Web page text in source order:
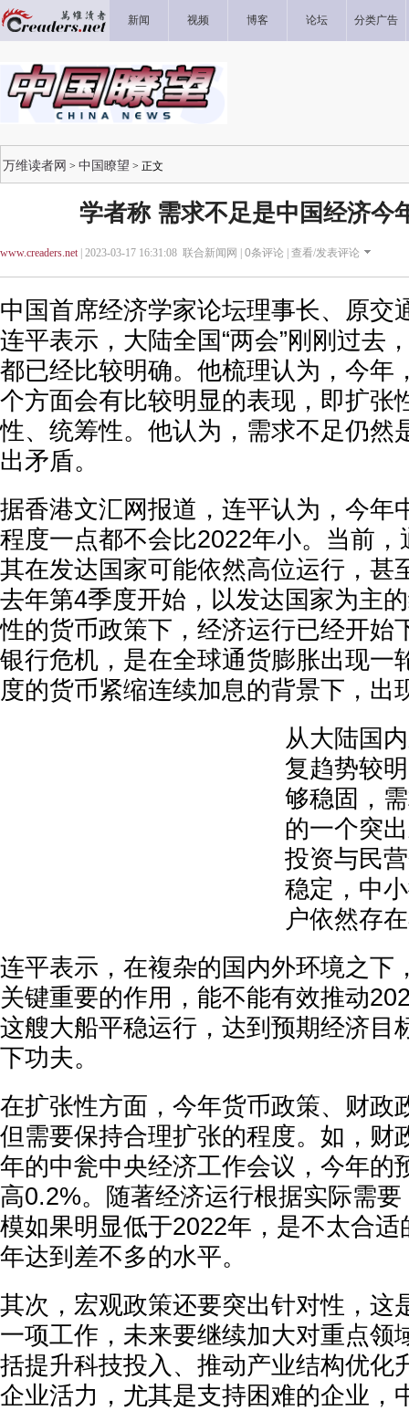
新闻 视频 博客 论坛 分类广告
万维读者网 > 中国瞭望 > 正文
学者称 需求不足是中国经济今
www.creaders.net| 2023-03-17 16:31:08 联合新闻网 | 0条评论 | 查看/发表评论
中国首席经济学家论坛理事长、原交
连平表示，大陆全国“两会”刚刚过去
都已经比较明确。他梳理认为，今年
个方面会有比较明显的表现，即扩张
性、统筹性。他认为，需求不足仍然
出矛盾。
据香港文汇网报道，连平认为，今年
程度一点都不会比2022年小。当前
其在发达国家可能依然高位运行，甚
去年第4季度开始，以发达国家为主
性的货币政策下，经济运行已经开始
银行危机，是在全球通货膨胀出现一
度的货币紧缩连续加息的背景下，出
从大陆国
复趋势较
够稳固，
的一个突
投资与民
稳定，中
户依然存
连平表示，在複杂的国内外环境之下
关键重要的作用，能不能有效推动
这艘大船平稳运行，达到预期经济目
下功夫。
在扩张性方面，今年货币政策、财政
但需要保持合理扩张的程度。如，财
年的中瓮中央经济工作会议，今年的
高0.2%。随著经济运行根据实际需
模如果明显低于2022年，是不太合
年达到差不多的水平。
其次，宏观政策还要突出针对性，这
一项工作，未来要继续加大对重点领
括提升科技投入、推动产业结构优化
企业活力，尤其是支持困难的企业，